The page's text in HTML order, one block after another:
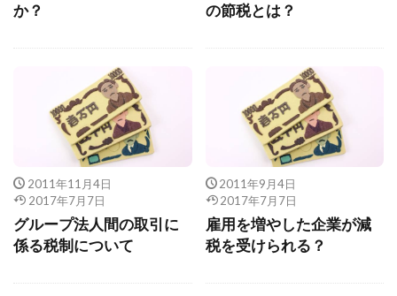
か？
の節税とは？
2011年11月4日
2017年7月7日
グループ法人間の取引に
係る税制について
2011年9月4日
2017年7月7日
雇用を増やした企業が減
税を受けられる？